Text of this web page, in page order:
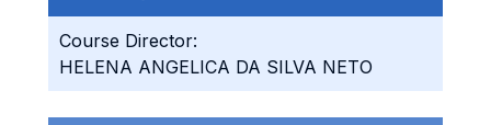
Course Director:
HELENA ANGELICA DA SILVA NETO